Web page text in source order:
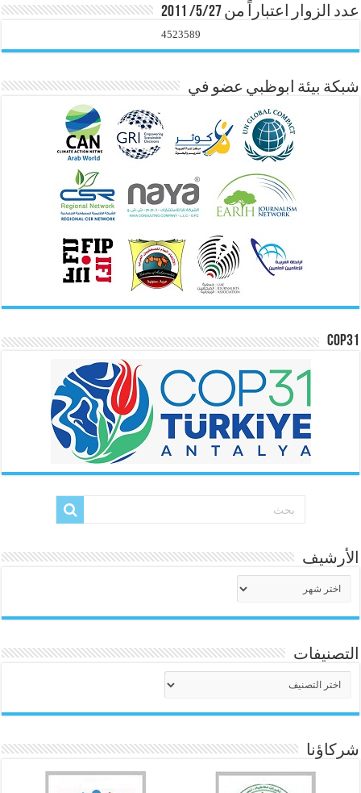
عدد الزوار اعتباراً من 5/27/ 2011
4523589
شبكة بيئة ابوظبي عضو في
COP31
الأرشيف
التصنيفات
شركاؤنا